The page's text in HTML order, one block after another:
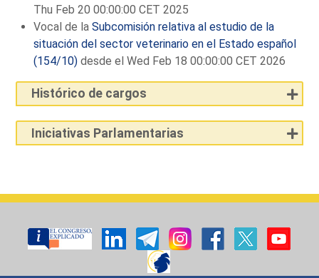
Thu Feb 20 00:00:00 CET 2025
Vocal de laSubcomisión relativa al estudio de la
situación del sector veterinario en el Estado español
(154/10) desde el Wed Feb 18 00:00:00 CET 2026
Histórico de cargos
Iniciativas Parlamentarias